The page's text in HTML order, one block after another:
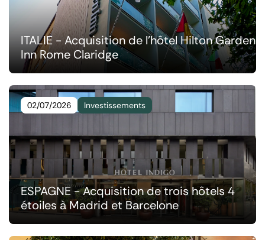
ITALIE - Acquisition de l’hôtel Hilton Garden
Inn Rome Claridge
02/07/2026 Investissements
ESPAGNE - Acquisition de trois hôtels 4
étoiles à Madrid et Barcelone